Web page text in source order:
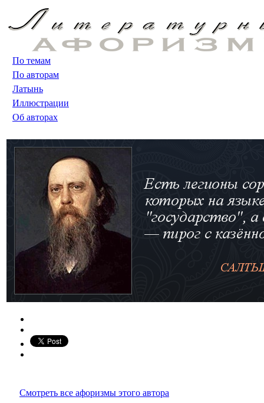
По темам
По авторам
Латынь
Иллюстрации
Об авторах
Смотреть все афоризмы этого автора